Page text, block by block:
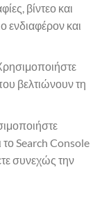
βίντεο και
ενδιαφέρον και
βελτιώνουν τη
Search Console
συνεχώς την